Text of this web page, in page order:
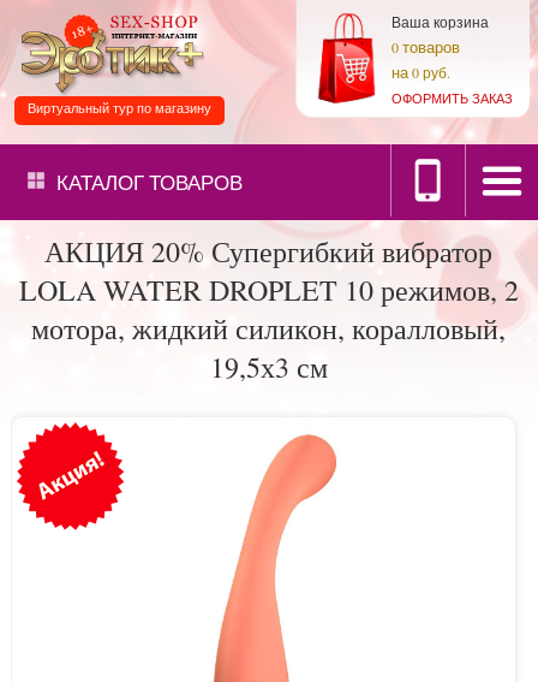
Ваша корзина
0товаров
на0 руб.
ОФОРМИТЬ ЗАКАЗ
Виртуальный тур по магазину
КАТАЛОГТОВАРОВ
АКЦИЯ 20% Супергибкий вибратор
LOLA WATER DROPLET 10 режимов, 2
мотора, жидкий силикон, коралловый,
19,5х3 см